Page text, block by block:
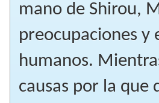
mano de Shirou,
preocupaciones y
humanos.
causas por la que